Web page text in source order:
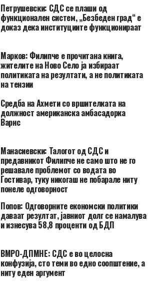
Петрушевски: СДС се плаши од
функционален систем, „Безбеден град“ е
доказ дека институциите функционираат
Марков: Филипче е прочитана книга,
жителите на Ново Село ја избираат
политиката на резултати, а не политиката
на тензии
Средба на Ахмети со вршителката на
должност американска амбасадорка
Варнс
Манасиевски: Талогот од СДС и
предавникот Филипче не само што не го
решавале проблемот со водата во
Гостивар, туку никогаш не побарале ниту
понеле одговорност
Попов: Одговорните економски политики
даваат резултат, јавниот долг се намалува
и изнесува 58,8 проценти од БДП
ВМРО-ДПМНЕ: СДС е во целосна
конфузија, сто теми во едно соопштение, а
ниту еден аргумент